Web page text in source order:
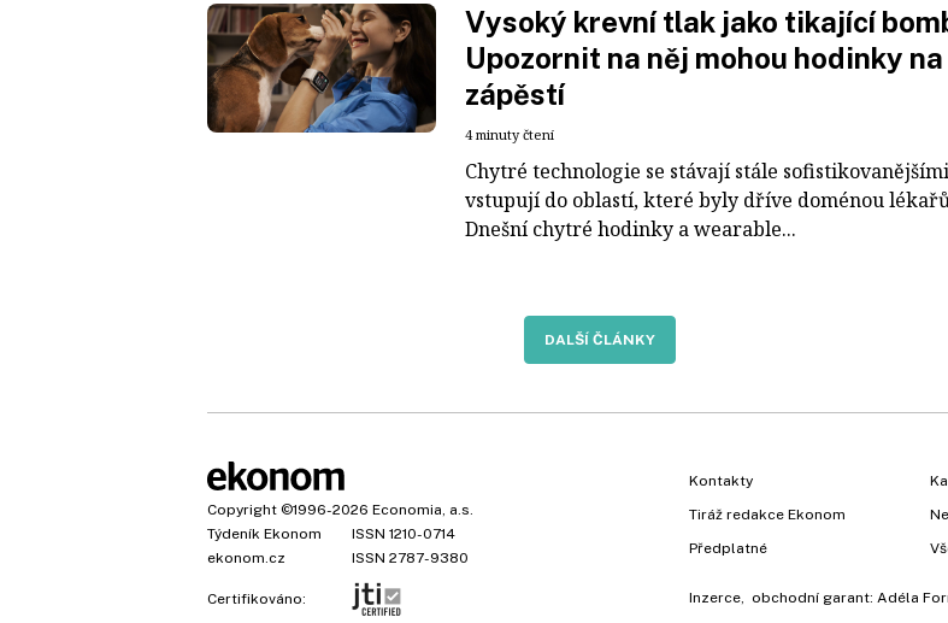
Vysoký krevní tlak jako tikající
Upozornit na něj mohou hodinky na
zápěstí
4 minuty čtení
Chytré technologie se stávají stále
vstupují do oblastí, které byly dříve doménou
Dnešní chytré hodinky a wearable...
DALŠÍ ČLÁNKY
Copyright ©1996-2026 Economia, a.s.
Týdeník Ekonom
ISSN 1210-0714
ekonom.cz
ISSN 2787-9380
Certifikováno:
Kontakty
Tiráž redakce Ekonom
Předplatné
Inzerce , obchodní garant: Adéla